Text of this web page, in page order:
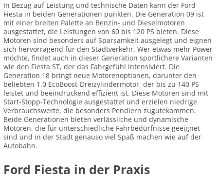
In Bezug auf Leistung und technische Daten kann der Ford
Fiesta in beiden Generationen punkten. Die Generation 09 ist
mit einer breiten Palette an Benzin- und Dieselmotoren
ausgestattet, die Leistungen von 60 bis 120 PS bieten. Diese
Motoren sind besonders auf Sparsamkeit ausgelegt und eignen
sich hervorragend für den Stadtverkehr. Wer etwas mehr Power
möchte, findet auch in dieser Generation sportlichere Varianten
wie den Fiesta ST, der das Fahrgefühl intensiviert. Die
Generation 18 bringt neue Motorenoptionen, darunter den
beliebten 1.0 EcoBoost-Dreizylindermotor, der bis zu 140 PS
leistet und beeindruckend effizient ist. Diese Motoren sind mit
Start-Stopp-Technologie ausgestattet und erzielen niedrige
Verbrauchswerte, die besonders Pendlern zugutekommen.
Beide Generationen bieten verlässliche und dynamische
Motoren, die für unterschiedliche Fahrbedürfnisse geeignet
sind und in der Stadt genauso viel Spaß machen wie auf der
Autobahn.
Ford Fiesta in der Praxis